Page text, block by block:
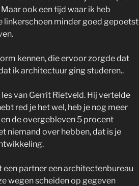
ook een tijd waar ik heb
linkerschoen minder goed gepoetst
kennen, die ervoor zorgde dat
ik architectuur ging studeren..
van Gerrit Rietveld. Hij vertelde
red je het wel, heb je nog meer
de overgebleven 5 procent
niemand over hebben, dat is je
een partner een architectenbureau
wegen scheiden op gegeven